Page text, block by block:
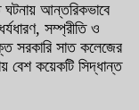
আন্তরিকভাবে
সম্প্রীতি ও
সরকারি সাত কলেজের
বেশ কয়েকটি সিদ্ধান্ত